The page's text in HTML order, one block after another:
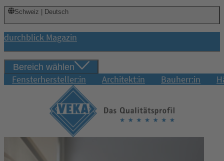
Schweiz | Deutsch
durchblick Magazin
Bereich wählen
Fensterhersteller:in Architekt:in Bauherr:in